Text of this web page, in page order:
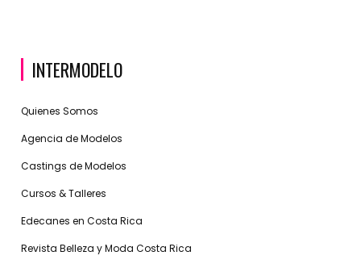
INTERMODELO
Quienes Somos
Agencia de Modelos
Castings de Modelos
Cursos & Talleres
Edecanes en Costa Rica
Revista Belleza y Moda Costa Rica